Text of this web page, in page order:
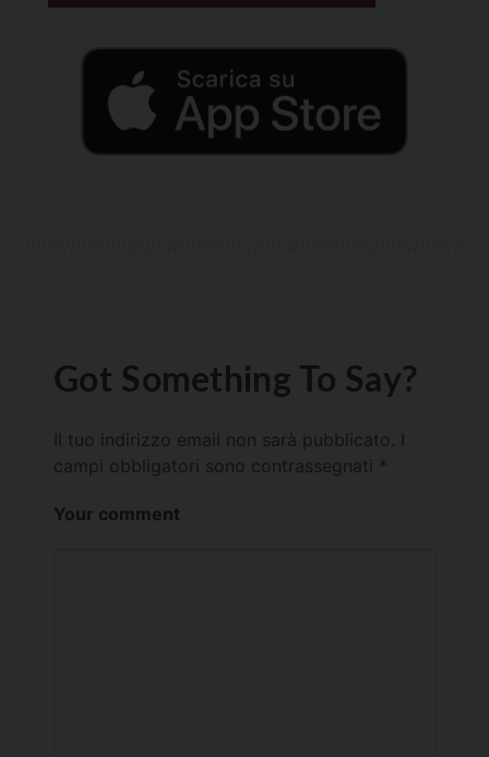
Got Something To Say?
Il tuo indirizzo email non sarà pubblicato.
campi obbligatori sono contrassegnati *
Your comment